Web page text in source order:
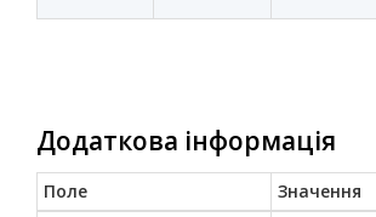
Додаткова інформація
Поле
Значення